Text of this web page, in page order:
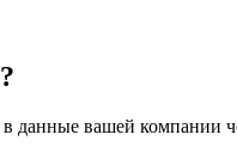
в данные вашей